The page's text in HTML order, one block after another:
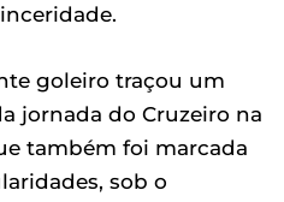
goleiro traçou um
jornada do Cruzeiro na
também foi marcada
sob o